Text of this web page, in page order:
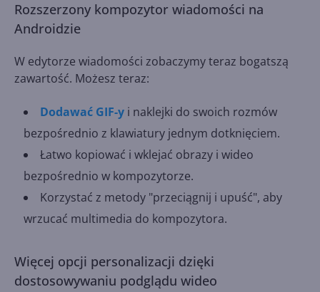
Rozszerzony kompozytor wiadomości na
Androidzie
W edytorze wiadomości zobaczymy teraz bogatszą
zawartość. Możesz teraz:
Dodawać GIF-y i naklejki do swoich rozmów
bezpośrednio z klawiatury jednym dotknięciem.
Łatwo kopiować i wklejać obrazy i wideo
bezpośrednio w kompozytorze.
Korzystać z metody "przeciągnij i upuść", aby
wrzucać multimedia do kompozytora.
Więcej opcji personalizacji dzięki
dostosowywaniu podglądu wideo